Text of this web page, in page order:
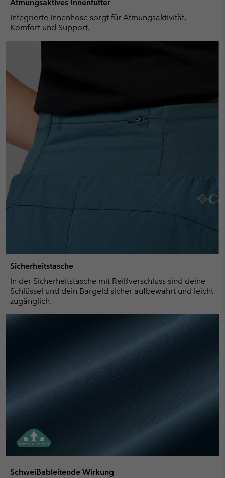
Atmungsaktives Innenfutter
Integrierte Innenhose sorgt für Atmungsaktivität,
Komfort und Support.
Sicherheitstasche
In der Sicherheitstasche mit Reißverschluss sind deine
Schlüssel und dein Bargeld sicher aufbewahrt und leicht
zugänglich.
Schweißableitende Wirkung